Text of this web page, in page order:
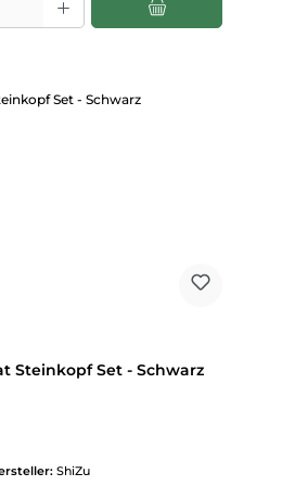
Steinkopf Set - Schwarz
ShiZu